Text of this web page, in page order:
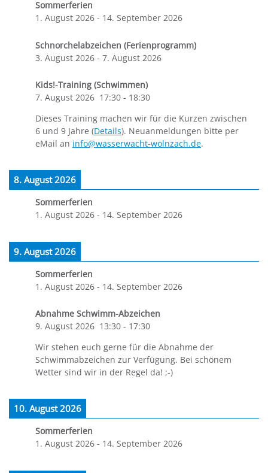
Sommerferien
1. August 2026 - 14. September 2026
Schnorchelabzeichen (Ferienprogramm)
3. August 2026 - 7. August 2026
Kids!-Training (Schwimmen)
7. August 2026 17:30 - 18:30
Dieses Training machen wir für die Kurzen zwischen
6 und 9 Jahre (Details). Neuanmeldungen bitte per
eMail an info@wasserwacht-wolnzach.de.
8. August 2026
Sommerferien
1. August 2026 - 14. September 2026
9. August 2026
Sommerferien
1. August 2026 - 14. September 2026
Abnahme Schwimm-Abzeichen
9. August 2026 13:30 - 17:30
Wir stehen euch gerne für die Abnahme der
Schwimmabzeichen zur Verfügung. Bei schönem
Wetter sind wir in der Regel da! ;-)
10. August 2026
Sommerferien
1. August 2026 - 14. September 2026